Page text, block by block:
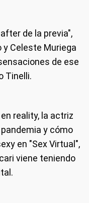
de la previa",
Celeste Muriega
de ese
Tinelli.
reality, la actriz
y cómo
en "Sex Virtual",
viene teniendo